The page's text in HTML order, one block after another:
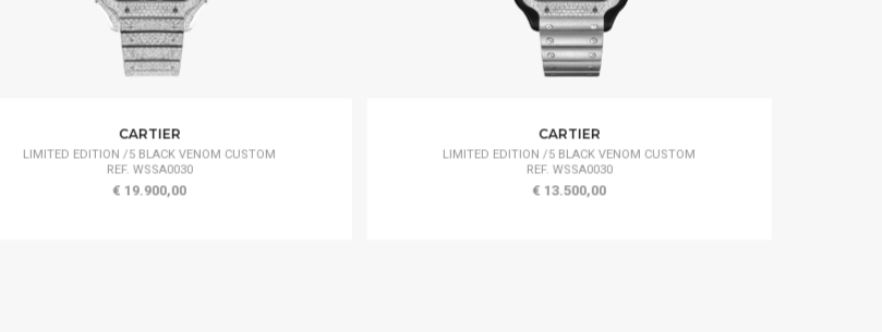
CARTIER
LIMITED EDITION /5 BLACK VENOM CUSTOM
REF. WSSA0030
€ 19.900,00
CARTIER
LIMITED EDITION /5 BLACK VENOM CUSTOM
REF. WSSA0030
€ 13.500,00